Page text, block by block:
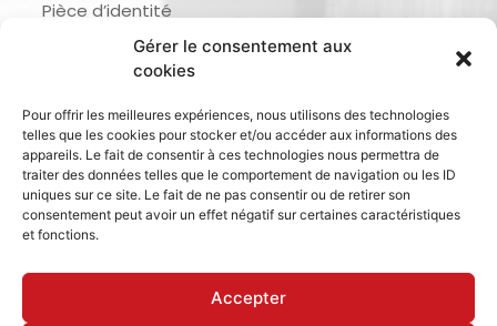
Gérer le consentement aux
cookies
Pour offrir les meilleures expériences, nous utilisons des technologies
telles que les cookies pour stocker et/ou accéder aux informations des
appareils. Le fait de consentir à ces technologies nous permettra de
traiter des données telles que le comportement de navigation ou les ID
uniques sur ce site. Le fait de ne pas consentir ou de retirer son
consentement peut avoir un effet négatif sur certaines caractéristiques
et fonctions.
Accepter
Pièce d’identité
Demande d’actes d’état civil
Inscription listes électorales
Recensement militaire
Le journal de ma ville
Gestion des déchets